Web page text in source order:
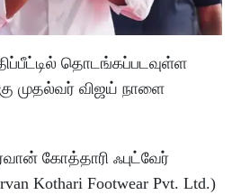
தொடங்கப்படவுள்ள
முதல்வர் விஜய் நாளை
கோத்தாரி ஃபுட்வேர்
Kothari Footwear Pvt. Ltd.)